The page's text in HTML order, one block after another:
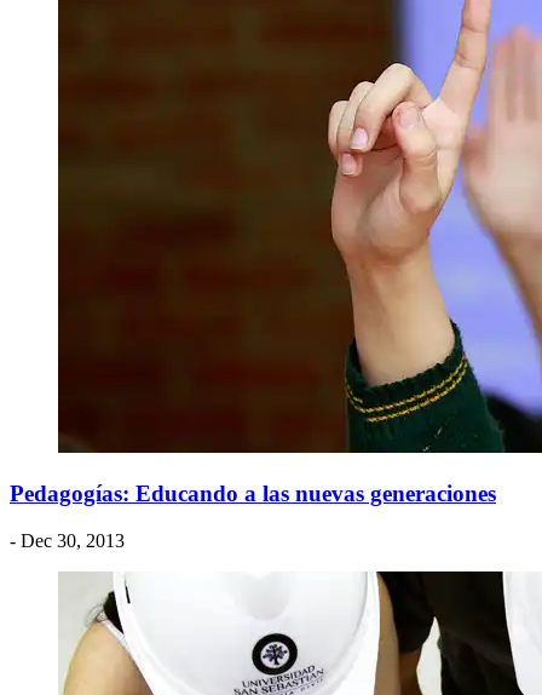
Pedagogías: Educando a las nuevas generaciones
- Dec 30, 2013